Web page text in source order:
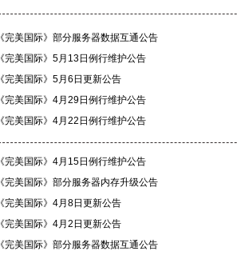
《完美国际》部分服务器数据互通公告
《完美国际》5月13日例行维护公告
《完美国际》5月6日更新公告
《完美国际》4月29日例行维护公告
《完美国际》4月22日例行维护公告
《完美国际》4月15日例行维护公告
《完美国际》部分服务器内存升级公告
《完美国际》4月8日更新公告
《完美国际》4月2日更新公告
《完美国际》部分服务器数据互通公告